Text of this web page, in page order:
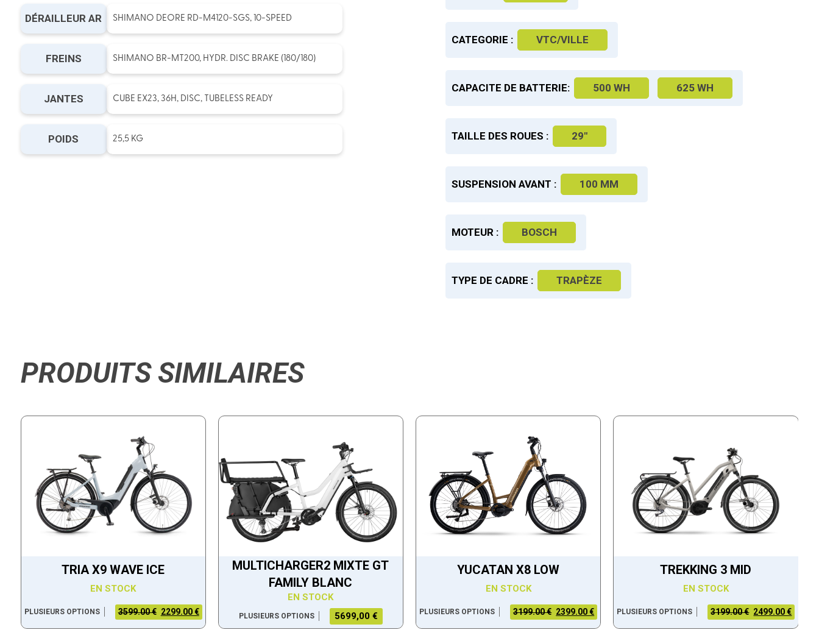
DÉRAILLEUR AR SHIMANO DEORE RD-M4120-SGS, 10-SPEED
FREINS SHIMANO BR-MT200, HYDR. DISC BRAKE (180/180)
JANTES CUBE EX23, 36H, DISC, TUBELESS READY
POIDS 25,5 KG
CATEGORIE : VTC/VILLE
CAPACITE DE BATTERIE: 500 WH 625 WH
TAILLE DES ROUES : 29"
SUSPENSION AVANT : 100 MM
MOTEUR : BOSCH
TYPE DE CADRE : TRAPÈZE
PRODUITS SIMILAIRES
TRIA X9 WAVE ICE
EN STOCK
PLUSIEURS OPTIONS 3599.00 € 2299.00 €
MULTICHARGER2 MIXTE GT
FAMILY BLANC
EN STOCK
PLUSIEURS OPTIONS 5699,00 €
YUCATAN X8 LOW
EN STOCK
PLUSIEURS OPTIONS 3199.00 € 2399.00 €
TREKKING 3 MID
EN STOCK
PLUSIEURS OPTIONS 3199.00 € 2499.00 €